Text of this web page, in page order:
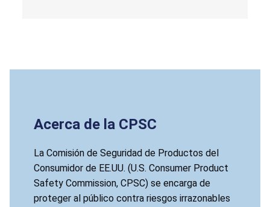
Acerca de la CPSC
La Comisión de Seguridad de Productos del
Consumidor de EE.UU. (U.S. Consumer Product
Safety Commission, CPSC) se encarga de
proteger al público contra riesgos irrazonables